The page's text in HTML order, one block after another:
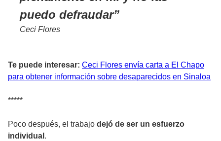
puedo defraudar
Ceci Flores
Te puede interesar: Ceci Flores envía carta a El Chapo
para obtener información sobre desaparecidos en Sinaloa
*****
Poco después, el trabajo dejó de ser un esfuerzo
individual .